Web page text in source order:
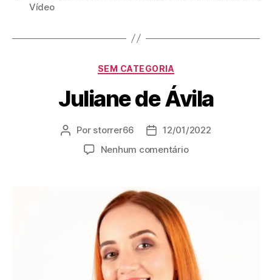
Vídeo
SEM CATEGORIA
Juliane de Ávila
Por storrer66
12/01/2022
Nenhum comentário